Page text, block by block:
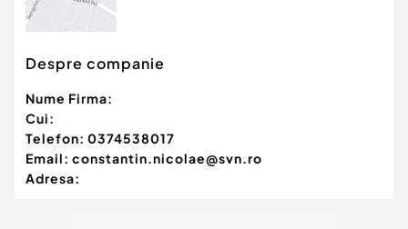
Despre companie
Nume Firma:
Cui:
Telefon: 0374538017
Email: constantin.nicolae@svn.ro
Adresa: